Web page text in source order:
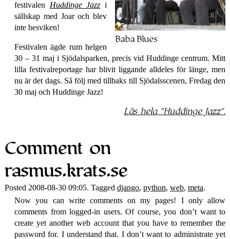
Baba Blues
festivalen Huddinge Jazz i
sällskap med Joar och blev
inte besviken!
Festivalen ägde rum helgen
30 ‒ 31 maj i Sjödalsparken, precis vid Huddinge centrum. Mitt
lilla festival­reportage har blivit liggande alldeles för länge, men
nu är det dags. Så följ med tillbaks till Sjödalsscenen, Fredag den
30 maj och Huddinge Jazz!
Läs hela Huddinge Jazz .
Comment on
rasmus.krats.se
Posted 2008-08-30 09:05. Tagged django, python, web, meta.
Now you can write comments on my pages! I only allow
comments from logged-in users. Of course, you don’t want to
create yet another web account that you have to remember the
password for. I understand that. I don’t want to administrate yet